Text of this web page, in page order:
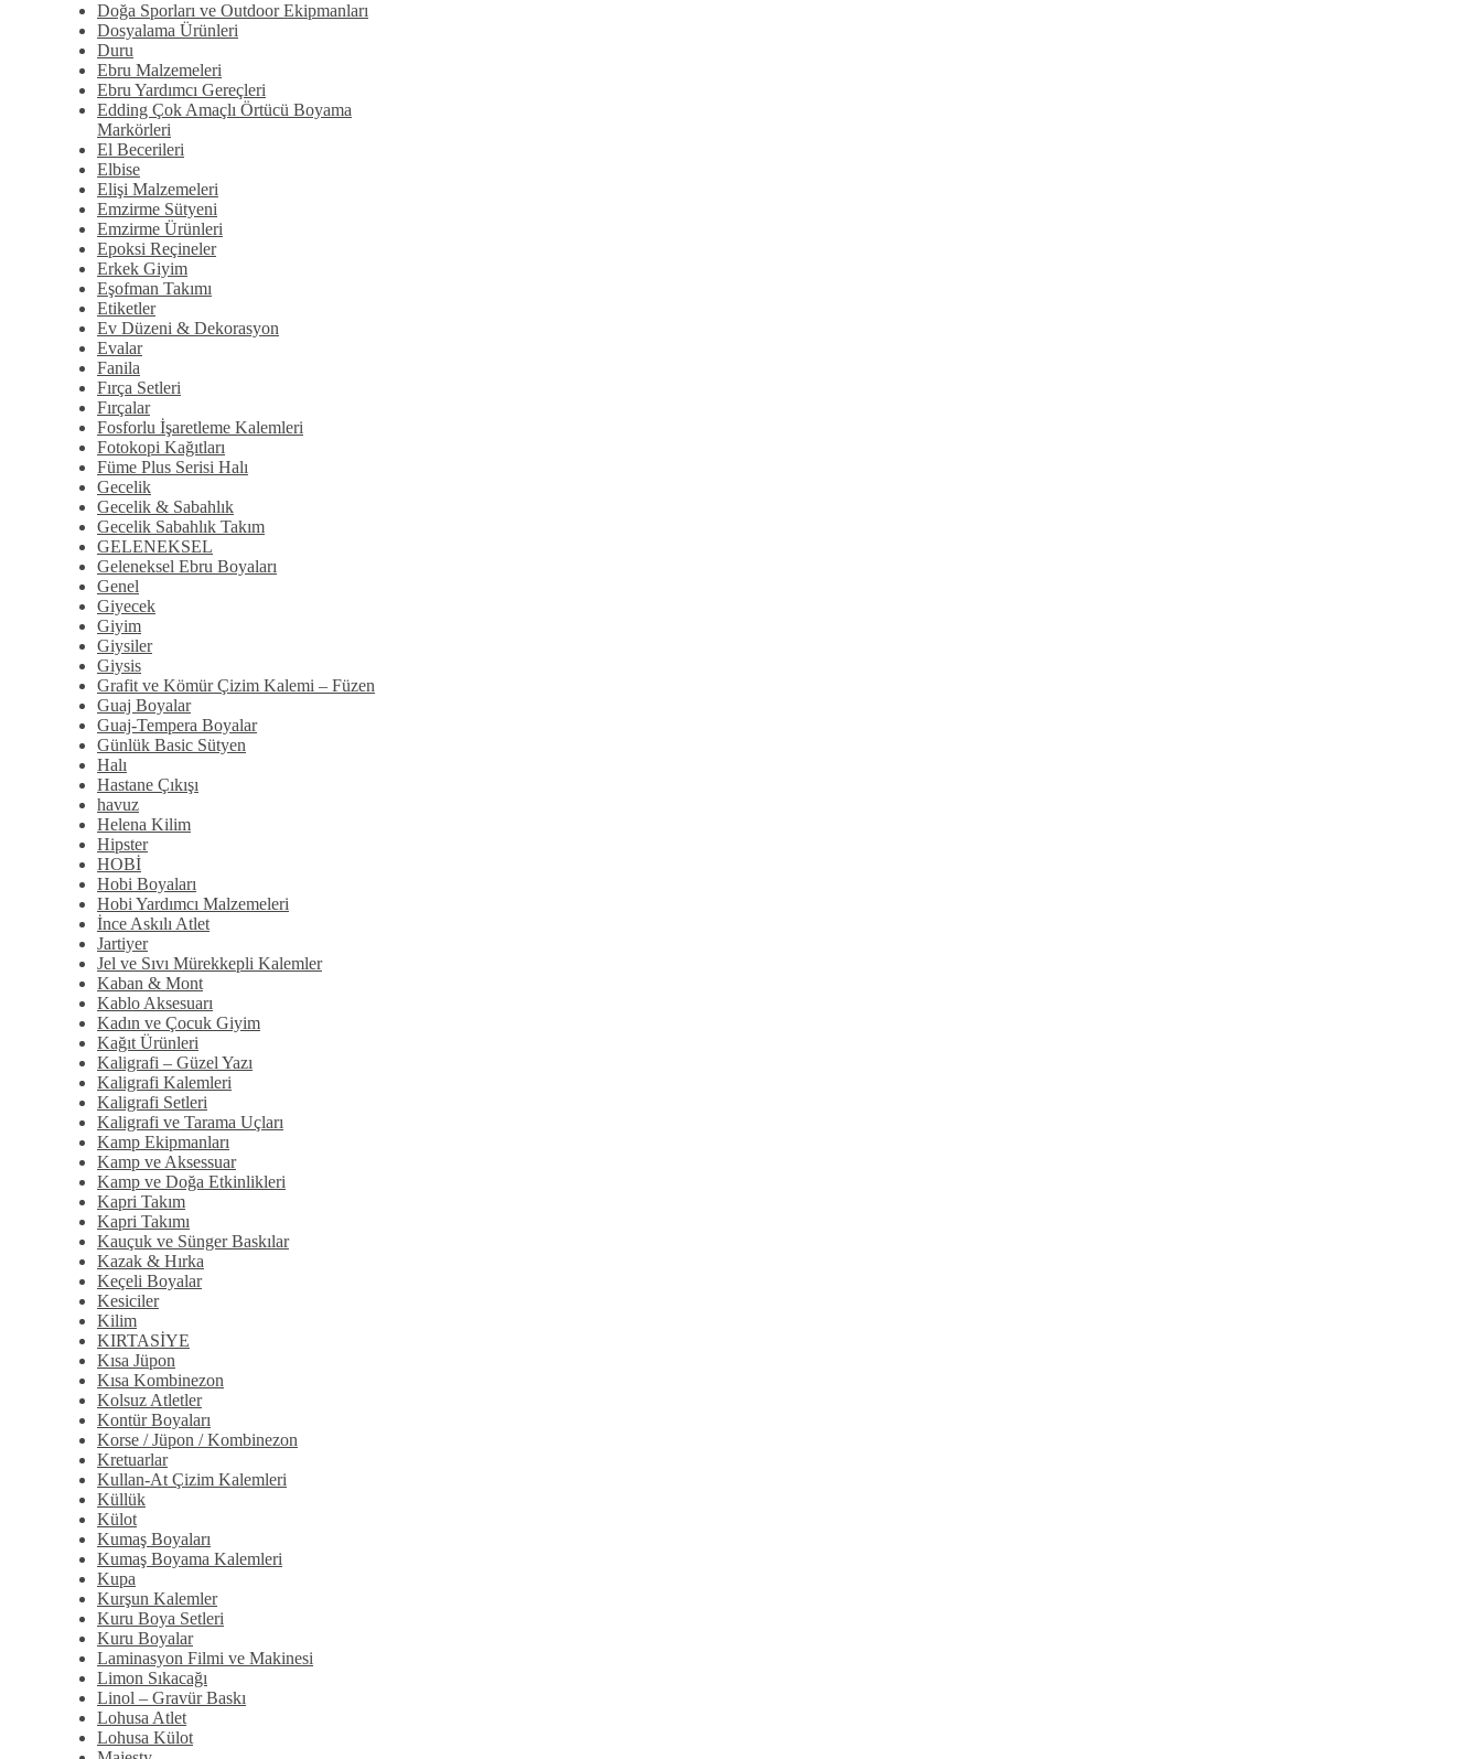
Doğa Sporları ve Outdoor Ekipmanları
Dosyalama Ürünleri
Duru
Ebru Malzemeleri
Ebru Yardımcı Gereçleri
Edding Çok Amaçlı Örtücü Boyama
Markörleri
El Becerileri
Elbise
Elişi Malzemeleri
Emzirme Sütyeni
Emzirme Ürünleri
Epoksi Reçineler
Erkek Giyim
Eşofman Takımı
Etiketler
Ev Düzeni & Dekorasyon
Evalar
Fanila
Fırça Setleri
Fırçalar
Fosforlu İşaretleme Kalemleri
Fotokopi Kağıtları
Füme Plus Serisi Halı
Gecelik
Gecelik & Sabahlık
Gecelik Sabahlık Takım
GELENEKSEL
Geleneksel Ebru Boyaları
Genel
Giyecek
Giyim
Giysiler
Giysis
Grafit ve Kömür Çizim Kalemi – Füzen
Guaj Boyalar
Guaj-Tempera Boyalar
Günlük Basic Sütyen
Halı
Hastane Çıkışı
havuz
Helena Kilim
Hipster
HOBİ
Hobi Boyaları
Hobi Yardımcı Malzemeleri
İnce Askılı Atlet
Jartiyer
Jel ve Sıvı Mürekkepli Kalemler
Kaban & Mont
Kablo Aksesuarı
Kadın ve Çocuk Giyim
Kağıt Ürünleri
Kaligrafi – Güzel Yazı
Kaligrafi Kalemleri
Kaligrafi Setleri
Kaligrafi ve Tarama Uçları
Kamp Ekipmanları
Kamp ve Aksessuar
Kamp ve Doğa Etkinlikleri
Kapri Takım
Kapri Takımı
Kauçuk ve Sünger Baskılar
Kazak & Hırka
Keçeli Boyalar
Kesiciler
Kilim
KIRTASİYE
Kısa Jüpon
Kısa Kombinezon
Kolsuz Atletler
Kontür Boyaları
Korse / Jüpon / Kombinezon
Kretuarlar
Kullan-At Çizim Kalemleri
Küllük
Külot
Kumaş Boyaları
Kumaş Boyama Kalemleri
Kupa
Kurşun Kalemler
Kuru Boya Setleri
Kuru Boyalar
Laminasyon Filmi ve Makinesi
Limon Sıkacağı
Linol – Gravür Baskı
Lohusa Atlet
Lohusa Külot